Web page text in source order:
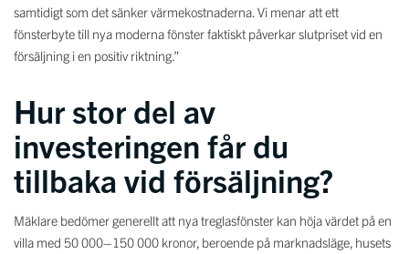
samtidigt som det sänker värmekostnaderna. Vi menar att ett
fönsterbyte till nya moderna fönster faktiskt påverkar slutpriset vid en
försäljning i en positiv riktning.”
Hur stor del av
investeringen får du
tillbaka vid försäljning?
Mäklare bedömer generellt att nya treglasfönster kan höja värdet på en
villa med 50 000–150 000 kronor, beroende på marknadsläge, husets